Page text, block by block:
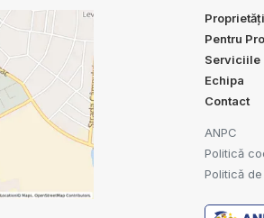
Proprietăți
Pentru
Serviciile
Echipa
Contact
ANPC
Politică
Politică